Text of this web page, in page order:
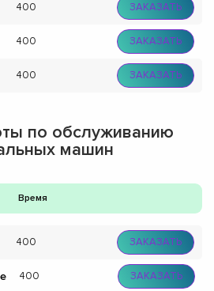
400 ЗАКАЗАТЬ
400 ЗАКАЗАТЬ
400 ЗАКАЗАТЬ
по обслуживанию
машин
Время
400 ЗАКАЗАТЬ
400 ЗАКАЗАТЬ